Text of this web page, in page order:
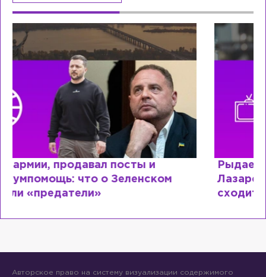
Рыдает из-за мужа, но опять флиртует с
Лазаревым: как Лера Кудрявцева
сходит с ума
Авторское право на систему визуализации содержимого